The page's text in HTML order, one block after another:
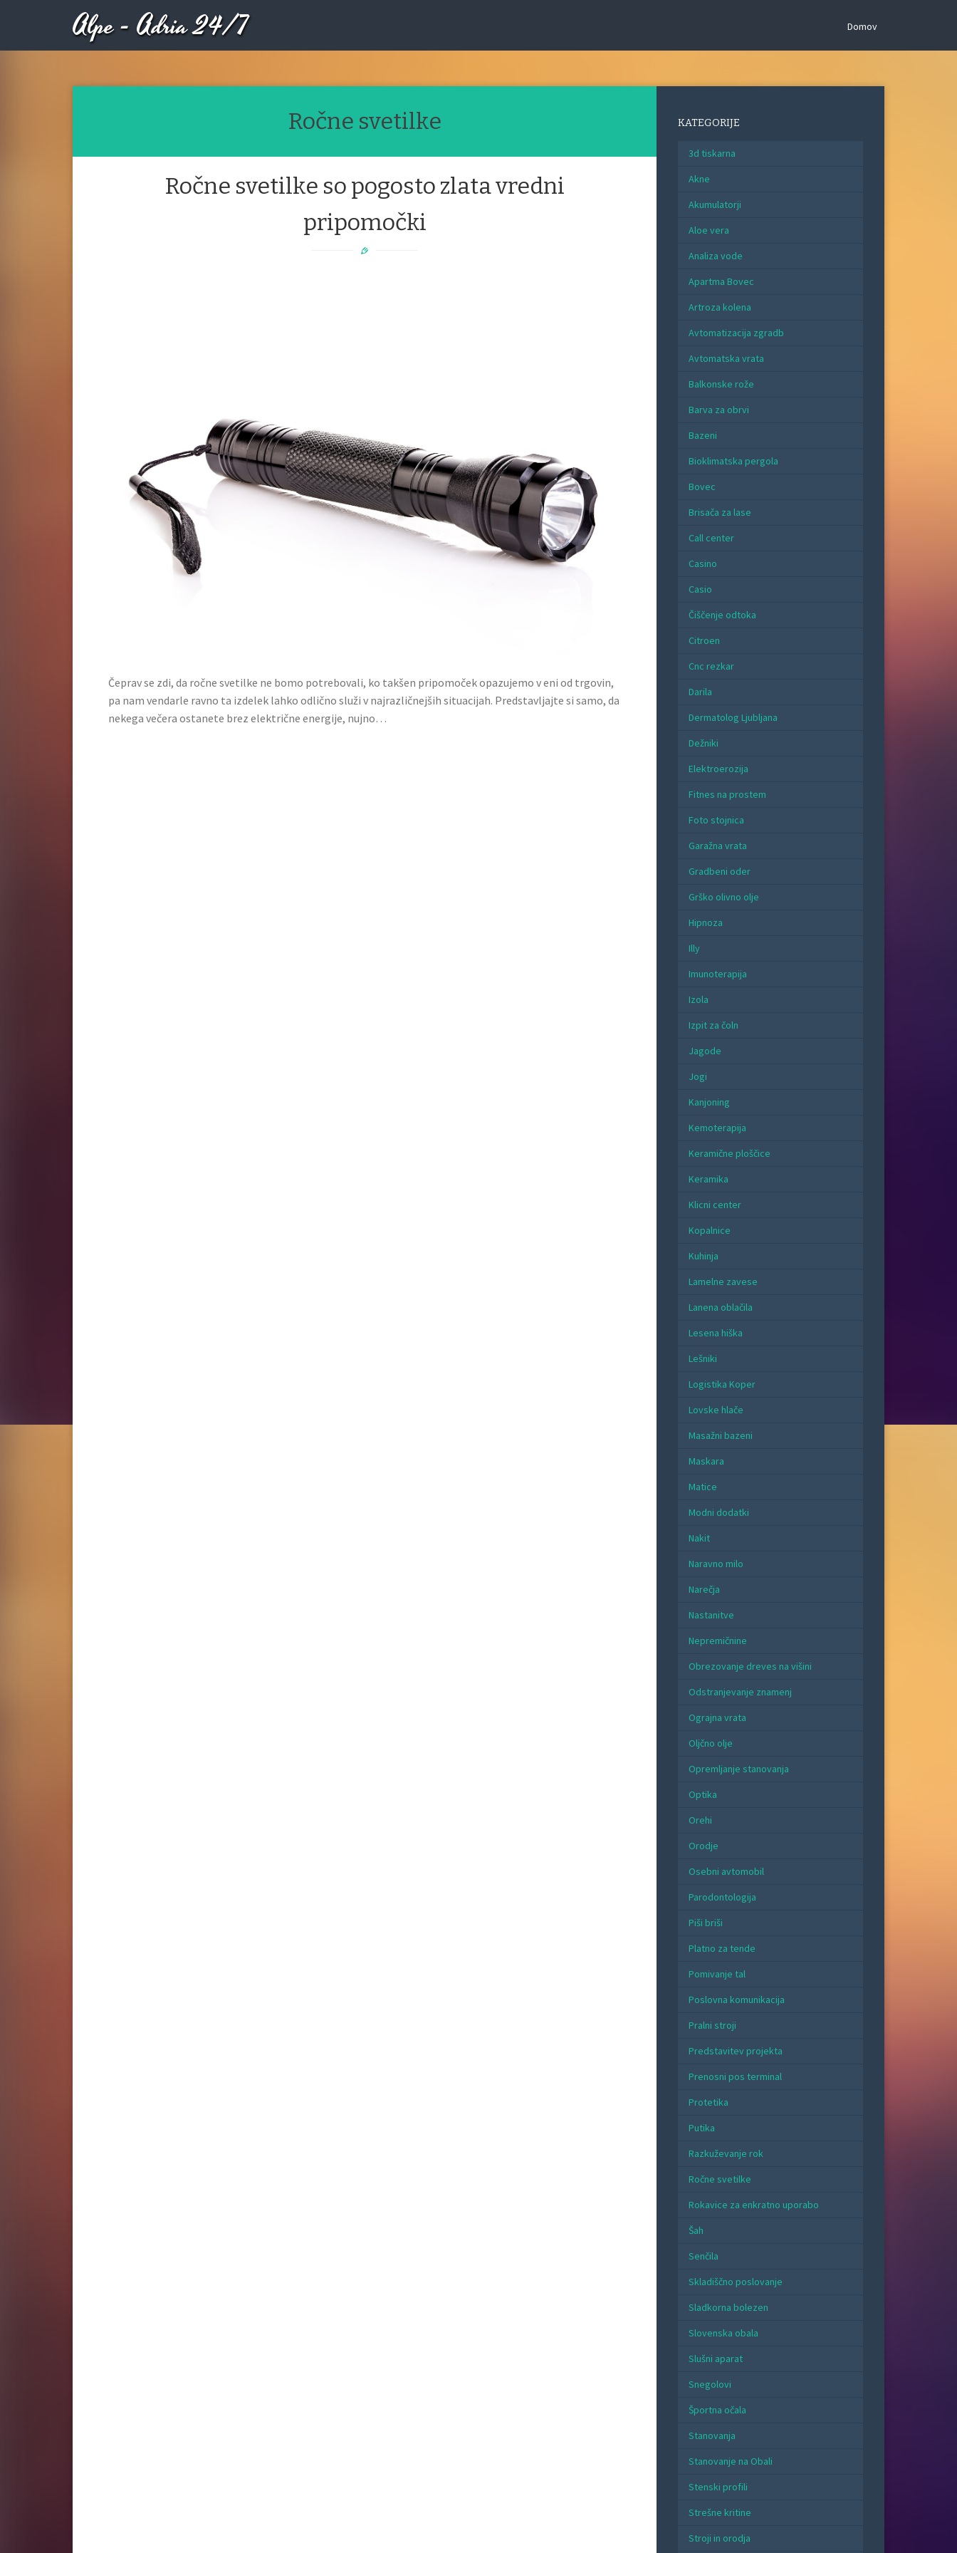
Alpe - Adria 24/7 Domov
Ročne svetilke
Ročne svetilke so pogosto zlata vredni
pripomočki
Čeprav se zdi, da ročne svetilke ne bomo potrebovali, ko takšen pripomoček opazujemo v eni od trgovin,
pa nam vendarle ravno ta izdelek lahko odlično služi v najrazličnejših situacijah. Predstavljajte si samo, da
nekega večera ostanete brez električne energije, nujno…
KATEGORIJE
3d tiskarna
Akne
Akumulatorji
Aloe vera
Analiza vode
Apartma Bovec
Artroza kolena
Avtomatizacija zgradb
Avtomatska vrata
Balkonske rože
Barva za obrvi
Bazeni
Bioklimatska pergola
Bovec
Brisača za lase
Call center
Casino
Casio
Čiščenje odtoka
Citroen
Cnc rezkar
Darila
Dermatolog Ljubljana
Dežniki
Elektroerozija
Fitnes na prostem
Foto stojnica
Garažna vrata
Gradbeni oder
Grško olivno olje
Hipnoza
Illy
Imunoterapija
Izola
Izpit za čoln
Jagode
Jogi
Kanjoning
Kemoterapija
Keramične ploščice
Keramika
Klicni center
Kopalnice
Kuhinja
Lamelne zavese
Lanena oblačila
Lesena hiška
Lešniki
Logistika Koper
Lovske hlače
Masažni bazeni
Maskara
Matice
Modni dodatki
Nakit
Naravno milo
Narečja
Nastanitve
Nepremičnine
Obrezovanje dreves na višini
Odstranjevanje znamenj
Ograjna vrata
Oljčno olje
Opremljanje stanovanja
Optika
Orehi
Orodje
Osebni avtomobil
Parodontologija
Piši briši
Platno za tende
Pomivanje tal
Poslovna komunikacija
Pralni stroji
Predstavitev projekta
Prenosni pos terminal
Protetika
Putika
Razkuževanje rok
Ročne svetilke
Rokavice za enkratno uporabo
Šah
Senčila
Skladiščno poslovanje
Sladkorna bolezen
Slovenska obala
Slušni aparat
Snegolovi
Športna očala
Stanovanja
Stanovanje na Obali
Stenski profili
Strešne kritine
Stroji in orodja